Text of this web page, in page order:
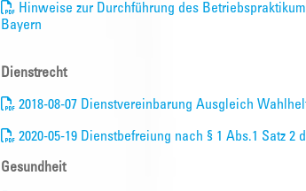
Hinweise zur Durchführung des
Bayern
Dienstrecht
2018-08-07 Dienstvereinbarung Ausgleich
2020-05-19 Dienstbefreiung nach § 1 Abs.1 Satz
Gesundheit